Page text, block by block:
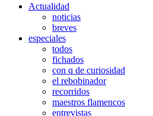
Actualidad
noticias
breves
especiales
todos
fichados
con q de curiosidad
el rebobinador
recorridos
maestros flamencos
entrevistas